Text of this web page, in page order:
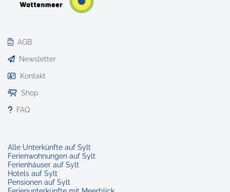
AGB
Newsletter
Kontakt
Shop
FAQ
Alle Unterkünfte auf Sylt
Ferienwohnungen auf Sylt
Ferienhäuser auf Sylt
Hotels auf Sylt
Pensionen auf Sylt